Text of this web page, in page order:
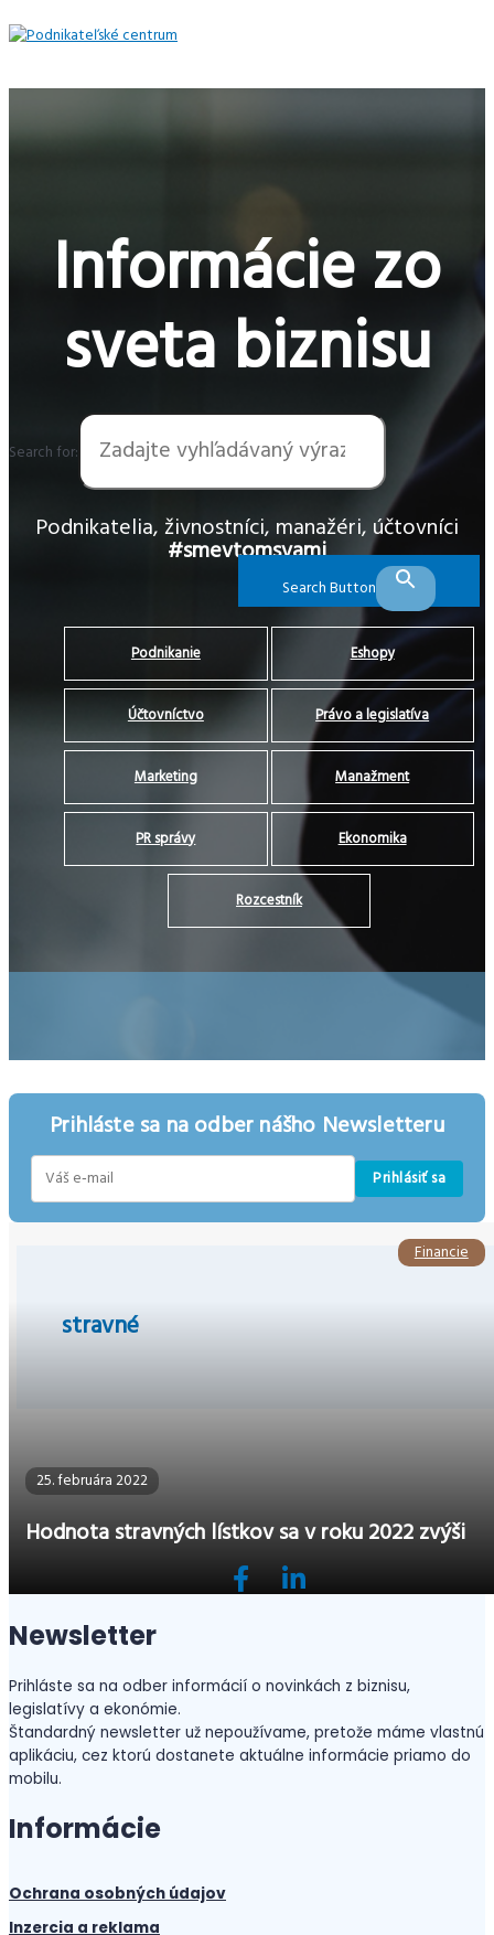
Preskočiť
na
Menu
Informácie zo
sveta biznisu
Search for:
Search Button
Podnikatelia, živnostníci, manažéri, účtovníci
#smevtomsvami
Podnikanie Eshopy
Účtovníctvo Právo a legislatíva
Marketing Manažment
PR správy Ekonomika
Rozcestník
Prihláste sa na odber nášho Newsletteru
Prihlásiť sa
stravné
25. februára 2022
Hodnota stravných lístkov sa v roku 2022 zvýši
Financie
Newsletter
Prihláste sa na odber informácií o novinkách z biznisu,
legislatívy a ekonómie.
Štandardný newsletter už nepoužívame, pretože máme vlastnú
aplikáciu, cez ktorú dostanete aktuálne informácie priamo do
mobilu.
Informácie
Ochrana osobných údajov
Inzercia a reklama